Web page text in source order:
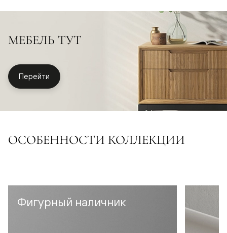
МЕБЕЛЬ ТУТ
Перейти
ОСОБЕННОСТИ КОЛЛЕКЦИИ
Фигурный наличник